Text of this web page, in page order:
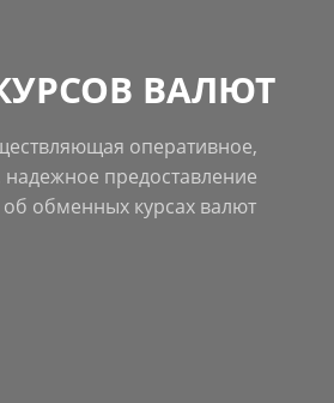
ВАЛЮТ
оперативное,
предоставление
обменных курсах валют